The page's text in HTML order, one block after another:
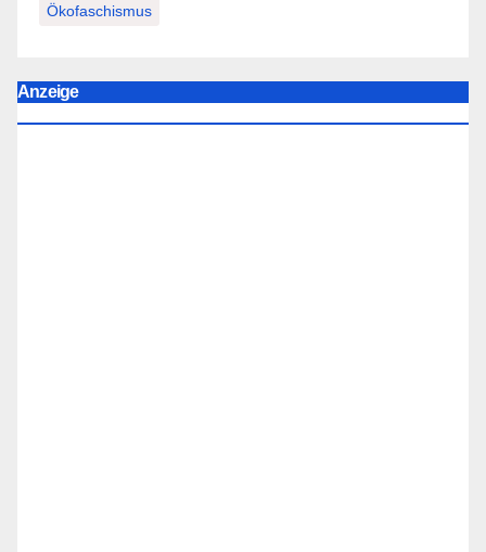
Ökofaschismus
Anzeige